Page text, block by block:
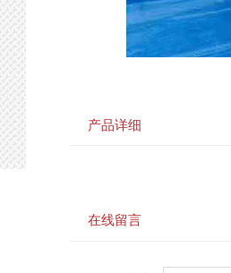
产品详细
在线留言